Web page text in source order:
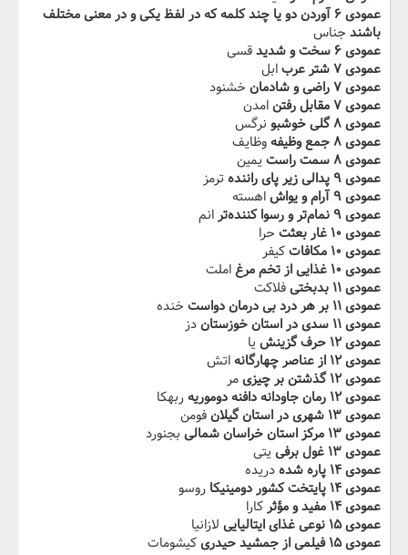
عمودی ۶ آوردن دو یا چند کلمه که در لفظ یکی و در معنی مختلف
باشند جناس
عمودی ۶ سخت و شدید
قسی
عمودی ۷ شتر عرب
ابل
عمودی ۷ راضی و شادمان
خشنود
عمودی ۷ مقابل رفتن
امدن
عمودی ۸ گلی خوشبو
نرگس
عمودی ۸ جمع وظیفه
وظایف
عمودی ۸ سمت راست
یمین
عمودی ۹ پدالی زیر پای راننده
ترمز
عمودی ۹ آرام و یواش
اهسته
عمودی ۹ نمام‌تر و رسوا کننده‌تر
انم
عمودی ۱۰ غار بعثت
حرا
عمودی ۱۰ مکافات
کیفر
عمودی ۱۰ غذایی از تخم مرغ
املت
عمودی ۱۱ بدبختی
فلاکت
عمودی ۱۱ بر هر درد بی درمان دواست
خنده
عمودی ۱۱ سدی در استان خوزستان
دز
عمودی ۱۲ حرف گزینش
یا
عمودی ۱۲ از عناصر چهارگانه
اتش
عمودی ۱۲ گذشتن بر چیزی
مر
عمودی ۱۲ رمان جاودانه دافنه دوموریه
ربهکا
عمودی ۱۳ شهری در استان گیلان
فومن
عمودی ۱۳ مرکز استان خراسان شمالی
بجنورد
عمودی ۱۳ غول برفی
یتی
عمودی ۱۴ پاره شده
دریده
عمودی ۱۴ پایتخت کشور دومینیکا
روسو
عمودی ۱۴ مفید و مؤثر
کارا
عمودی ۱۵ نوعی غذای ایتالیایی
لازانیا
عمودی ۱۵ فیلمی از جمشید حیدری
کیشومات